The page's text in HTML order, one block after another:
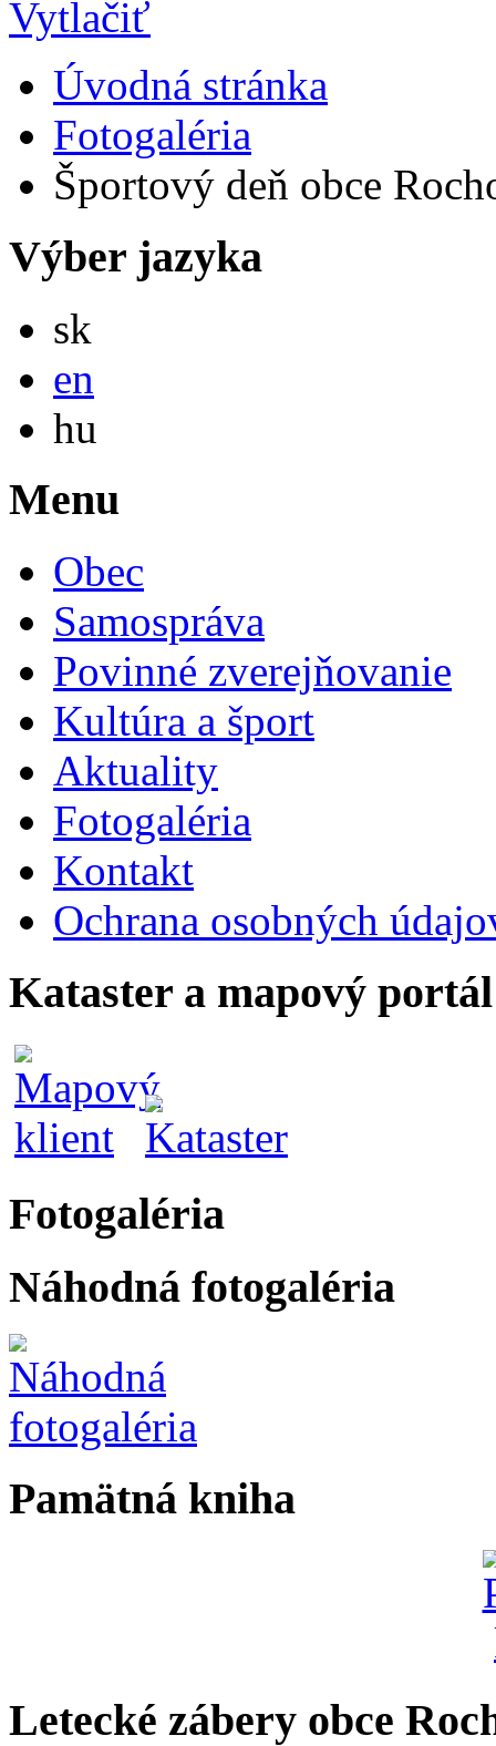
Úvodná stránka
Fotogaléria
Športový deň obce
Výber jazyka
sk
en
hu
Menu
Obec
Samospráva
Povinné zverejňovanie
Kultúra a šport
Aktuality
Fotogaléria
Kontakt
Ochrana osobných
Kataster a mapový portál
Fotogaléria
Náhodná fotogaléria
Pamätná kniha
Letecké zábery obce